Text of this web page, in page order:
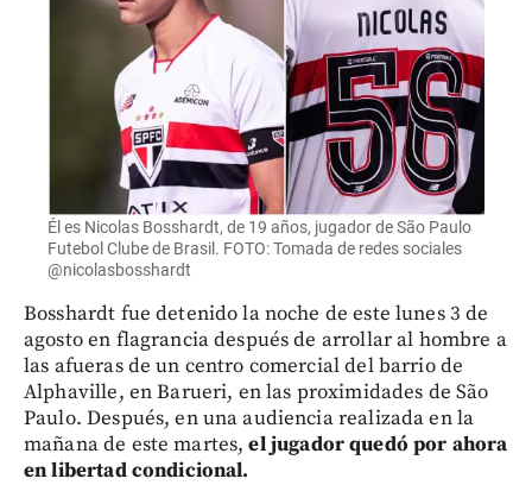
Él es Nicolas Bosshardt, de 19 años, jugador de São Paulo
Futebol Clube de Brasil. FOTO: Tomada de redes sociales
@nicolasbosshardt
Bosshardt fue detenido la noche de este lunes 3 de
agosto en flagrancia después de arrollar al hombre a
las afueras de un centro comercial del barrio de
Alphaville, en Barueri, en las proximidades de São
Paulo. Después, en una audiencia realizada en la
mañana de este martes,el jugador quedó por ahora
en libertad condicional.